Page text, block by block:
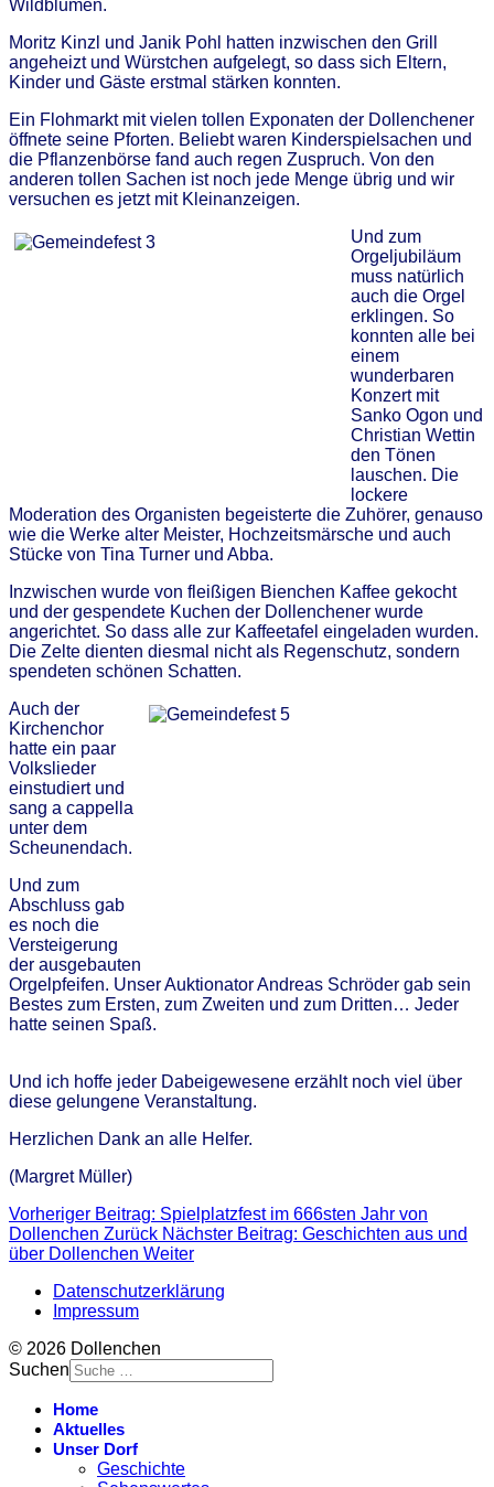
Wildblumen.
Moritz Kinzl und Janik Pohl hatten inzwischen den Grill
angeheizt und Würstchen aufgelegt, so dass sich Eltern,
Kinder und Gäste erstmal stärken konnten.
Ein Flohmarkt mit vielen tollen Exponaten der Dollenchener
öffnete seine Pforten. Beliebt waren Kinderspielsachen und
die Pflanzenbörse fand auch regen Zuspruch. Von den
anderen tollen Sachen ist noch jede Menge übrig und wir
versuchen es jetzt mit Kleinanzeigen.
Und zum
Orgeljubiläum
muss natürlich
auch die Orgel
erklingen. So
konnten alle bei
einem
wunderbaren
Konzert mit
Sanko Ogon und
Christian Wettin
den Tönen
lauschen. Die
lockere
Moderation des Organisten begeisterte die Zuhörer, genauso
wie die Werke alter Meister, Hochzeitsmärsche und auch
Stücke von Tina Turner und Abba.
Inzwischen wurde von fleißigen Bienchen Kaffee gekocht
und der gespendete Kuchen der Dollenchener wurde
angerichtet. So dass alle zur Kaffeetafel eingeladen wurden.
Die Zelte dienten diesmal nicht als Regenschutz, sondern
spendeten schönen Schatten.
Auch der
Kirchenchor
hatte ein paar
Volkslieder
einstudiert und
sang a cappella
unter dem
Scheunendach.
Und zum
Abschluss gab
es noch die
Versteigerung
der ausgebauten
Orgelpfeifen. Unser Auktionator Andreas Schröder gab sein
Bestes zum Ersten, zum Zweiten und zum Dritten… Jeder
hatte seinen Spaß.
Und ich hoffe jeder Dabeigewesene erzählt noch viel über
diese gelungene Veranstaltung.
Herzlichen Dank an alle Helfer.
(Margret Müller)
Vorheriger Beitrag: Spielplatzfest im 666sten Jahr von
Dollenchen Zurück Nächster Beitrag: Geschichten aus und
über Dollenchen Weiter
Datenschutzerklärung
Impressum
© 2026 Dollenchen
Suchen
Home
Aktuelles
Unser Dorf
Geschichte